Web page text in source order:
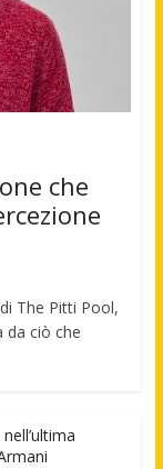
che
The Pitti Pool,
da ciò che